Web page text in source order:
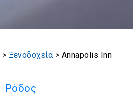
> Ξενοδοχεία > Annapolis Inn
Ρόδος